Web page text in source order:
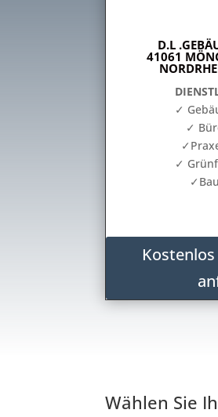
D.L
41061
✓
✓
✓
Wählen Sie